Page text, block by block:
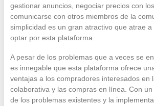
gestionar anuncios, negociar precios con
comunicarse con otros miembros de la
simplicidad es un gran atractivo que atrae
optar por esta plataforma.
A pesar de los problemas que a veces se
es innegable que esta plataforma ofrece
ventajas a los compradores interesados en
colaborativa y las compras en línea. Con
de los problemas existentes y la